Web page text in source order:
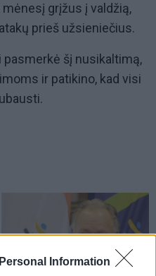
Information
grįžus į valdžią,
prieš užsieniečius.
pasmerkė šį nusikaltimą,
ir patikino, kad visi